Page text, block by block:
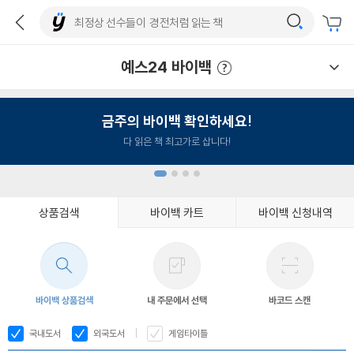
예스24 바이백
금주의 바이백 확인하세요!
다 읽은 책 최고가로 삽니다!
상품검색 바이백 카트 바이백 신청내역
바이백 상품검색 내 주문에서 선택 바코드 스캔
국내도서 외국도서 게임타이틀